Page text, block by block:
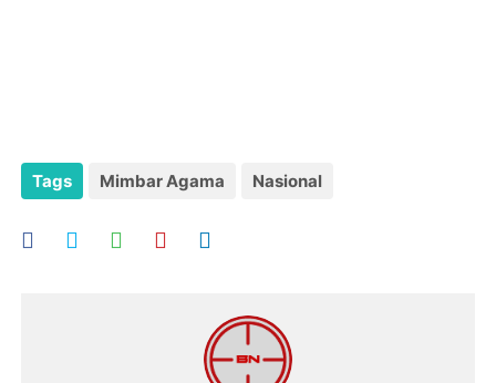
Tags Mimbar Agama Nasional